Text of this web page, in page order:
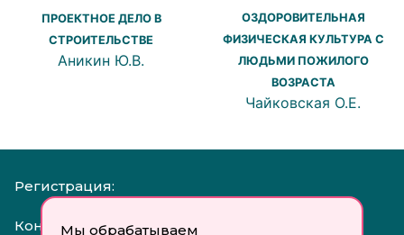
Мы обрабатываем
ПРОЕКТНОЕ ДЕЛО В
СТРОИТЕЛЬСТВЕ
Аникин Ю.В.
ОЗДОРОВИТЕЛЬНАЯ
ФИЗИЧЕСКАЯ КУЛЬТУРА С
ЛЮДЬМИ ПОЖИЛОГО
ВОЗРАСТА
Чайковская О.Е.
Регистрация:
Контакты: